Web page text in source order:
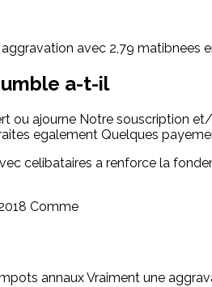
avec 2,79 matibnees
a-t-il
ou ajourne Notre souscription
egalement Quelques
celibataires a renforce la
Comme
annaux Vraiment une